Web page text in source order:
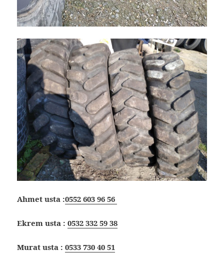
Ahmet usta :0552 603 96 56
Ekrem usta :0532 332 59 38
Murat usta :0533 730 40 51